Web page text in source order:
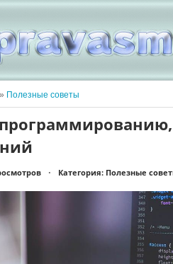
» Полезные советы
• Категория: Полезные